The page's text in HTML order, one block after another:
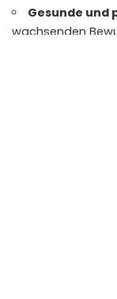
Gesunde und
wachsenden